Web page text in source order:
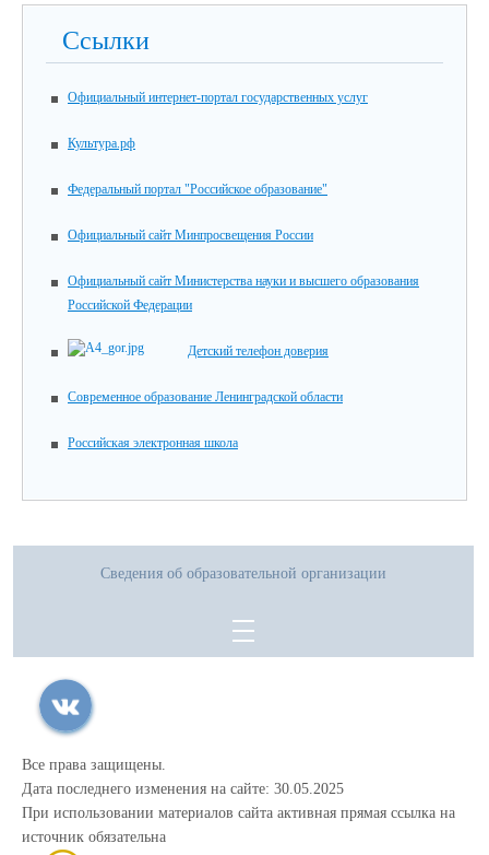
Ссылки
Официальный интернет-портал государственных услуг
Культура.рф
Федеральный портал "Российское образование"
Официальный сайт Минпросвещения России
Официальный сайт Министерства науки и высшего образования
Российской Федерации
Детский телефон доверия
Современное образование Ленинградской области
Российская электронная школа
Сведения об образовательной организации
Все права защищены.
Дата последнего изменения на сайте: 30.05.2025
При использовании материалов сайта активная прямая ссылка на
источник обязательна